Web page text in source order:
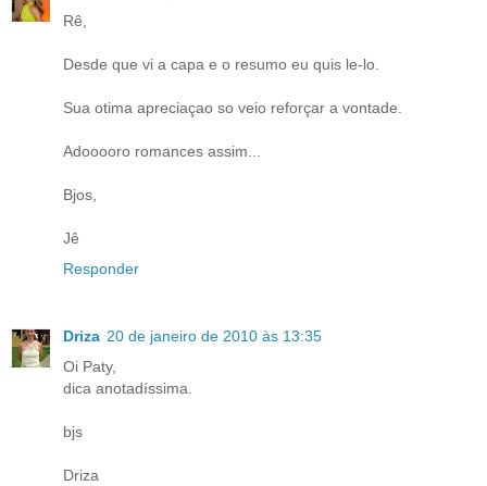
Rê,
Desde que vi a capa e o resumo eu quis le-lo.
Sua otima apreciaçao so veio reforçar a vontade.
Adooooro romances assim...
Bjos,
Jê
Responder
Driza 20 de janeiro de 2010 às 13:35
Oi Paty,
dica anotadíssima.
bjs
Driza